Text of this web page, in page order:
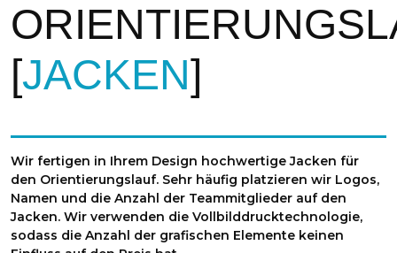
JACKEN
Wir fertigen in Ihrem Design hochwertige Jacken für
den Orientierungslauf. Sehr häufig platzieren wir Logos,
Namen und die Anzahl der Teammitglieder auf den
Jacken. Wir verwenden die Vollbilddrucktechnologie,
sodass die Anzahl der grafischen Elemente keinen